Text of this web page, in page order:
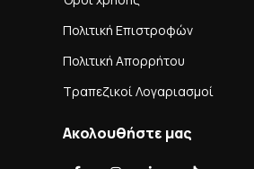
Πολιτική Επιστροφών
Πολιτική Απορρήτου
Τραπεζικοί Λογαριασμοί
Ακολουθήστε μας